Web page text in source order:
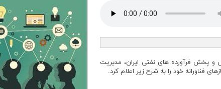
و پخش فرآورده های نفتی ایران، مدیریت
فناورانه خود را به شرح زیر اعلام کرد.